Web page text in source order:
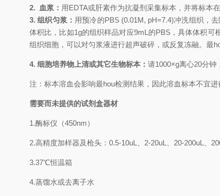
2.
血浆： 用EDTA或肝素作为抗凝剂采集标本，并将标
3. 组织匀浆： 用预冷的PBS (0.01M, pH=7.4)冲洗组织，
体积比，比如1g的组织样品对应9mL的PBS，具体体积
组织细胞，可以对匀浆液进行超声破碎，或反复冻融。 最
4. 细胞培养物上清或其它生物标本： 请1000×g离心20分
注：标本溶血会影响最hou检测结果，因此溶血标本不宜
需要而未提供的试剂盒器材
1.酶标仪（450nm）
2.高精度加样器及枪头： 0.5-10uL 2-20uL 20-200uL
3.37℃恒温箱
4.蒸馏水或去离子水